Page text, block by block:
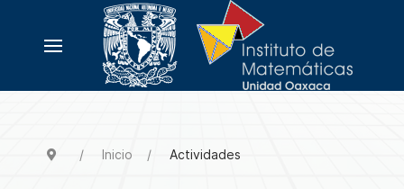
Inicio Actividades